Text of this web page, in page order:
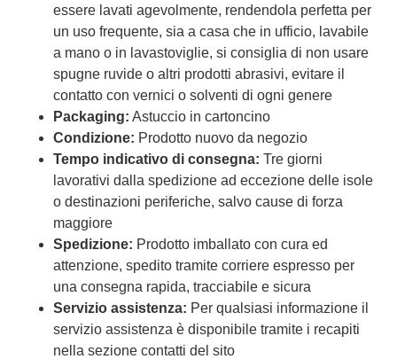
essere lavati agevolmente, rendendola perfetta per
un uso frequente, sia a casa che in ufficio, lavabile
a mano o in lavastoviglie, si consiglia di non usare
spugne ruvide o altri prodotti abrasivi, evitare il
contatto con vernici o solventi di ogni genere
Packaging: Astuccio in cartoncino
Condizione: Prodotto nuovo da negozio
Tempo indicativo di consegna: Tre giorni
lavorativi dalla spedizione ad eccezione delle isole
o destinazioni periferiche, salvo cause di forza
maggiore
Spedizione: Prodotto imballato con cura ed
attenzione, spedito tramite corriere espresso per
una consegna rapida, tracciabile e sicura
Servizio assistenza: Per qualsiasi informazione il
servizio assistenza è disponibile tramite i recapiti
nella sezione contatti del sito